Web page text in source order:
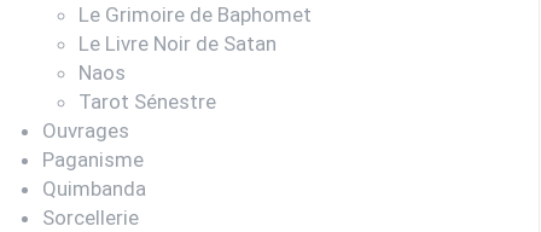
Le Grimoire de Baphomet
Le Livre Noir de Satan
Naos
Tarot Sénestre
Ouvrages
Paganisme
Quimbanda
Sorcellerie